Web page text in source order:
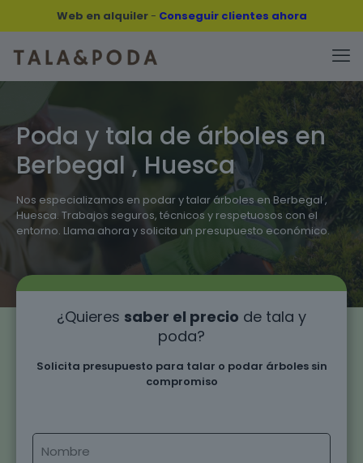
Web en alquiler- Conseguir clientes ahora
Poda y tala de árboles en
Berbegal , Huesca
Nos especializamos en podar y talar árboles en Berbegal ,
Huesca. Trabajos seguros, técnicos y respetuosos con el
entorno. Llama ahora y solicita un presupuesto económico.
¿Quieres saber el precio de tala y
poda?
Solicita presupuesto para talar o podar árboles sin
compromiso